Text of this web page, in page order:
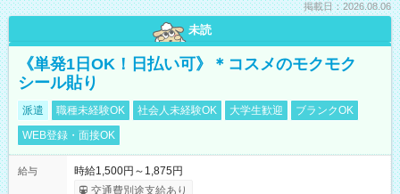
掲載日：2026.08.06
未読
《単発1日OK！日払い可》＊コスメのモクモク
シール貼り
派遣 職種未経験OK 社会人未経験OK 大学生歓迎
ブランクOK
WEB登録・面接OK
給与
時給1,500円～1,875円
交通費別途支給あり